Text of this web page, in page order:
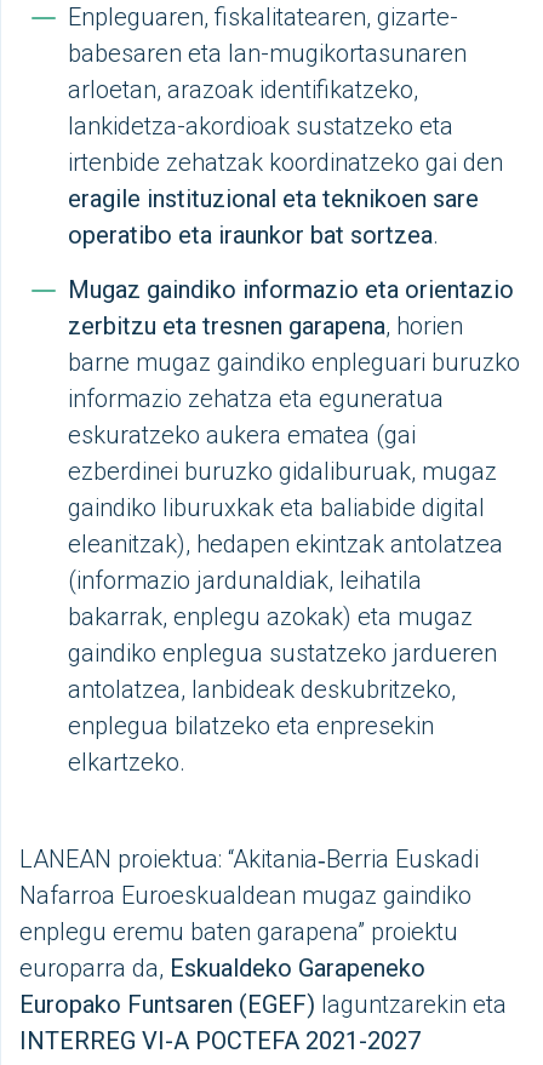
Enpleguaren, fiskalitatearen, gizarte-
babesaren eta lan-mugikortasunaren
arloetan, arazoak identifikatzeko,
lankidetza-akordioak sustatzeko eta
irtenbide zehatzak koordinatzeko gai den
eragile instituzional eta teknikoen sare
operatibo eta iraunkor bat sortzea.
Mugaz gaindiko informazio eta orientazio
zerbitzu eta tresnen garapena, horien
barne mugaz gaindiko enpleguari buruzko
informazio zehatza eta eguneratua
eskuratzeko aukera ematea (gai
ezberdinei buruzko gidaliburuak, mugaz
gaindiko liburuxkak eta baliabide digital
eleanitzak), hedapen ekintzak antolatzea
(informazio jardunaldiak, leihatila
bakarrak, enplegu azokak) eta mugaz
gaindiko enplegua sustatzeko jardueren
antolatzea, lanbideak deskubritzeko,
enplegua bilatzeko eta enpresekin
elkartzeko.
LANEAN proiektua: “Akitania‑Berria Euskadi
Nafarroa Euroeskualdean mugaz gaindiko
enplegu eremu baten garapena” proiektu
europarra da, Eskualdeko Garapeneko
Europako Funtsaren (EGEF) laguntzarekin eta
INTERREG VI-A POCTEFA 2021-2027